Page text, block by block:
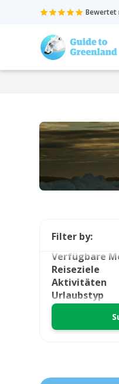
Bewertet
Filter by:
Verfügbare
Reiseziele
Aktivitäten
Urlaubstyp